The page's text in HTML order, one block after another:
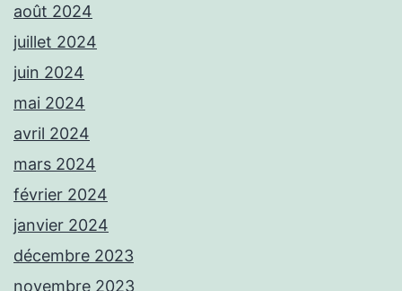
août 2024
juillet 2024
juin 2024
mai 2024
avril 2024
mars 2024
février 2024
janvier 2024
décembre 2023
novembre 2023